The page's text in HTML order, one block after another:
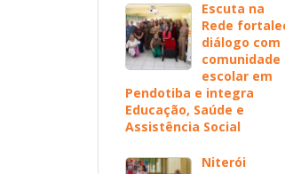
Escuta na
Rede
diálogo com
comunidade
escolar em
Pendotiba e integra
Educação, Saúde e
Assistência Social
Niterói